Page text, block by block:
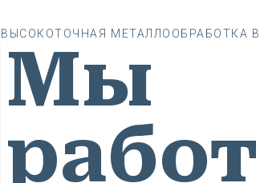
ВЫСОКОТОЧНАЯ МЕТАЛЛООБРАБОТКА
Мы